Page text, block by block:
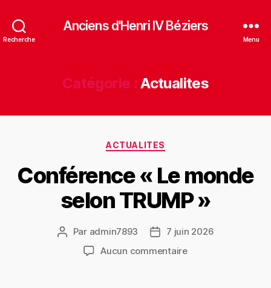
Recherche
Anciens d'Henri IV Béziers
Menu
Catégorie :Actualites
ACTUALITES
Conférence « Le monde
selon TRUMP »
Par admin7893
7 juin 2026
Aucun commentaire